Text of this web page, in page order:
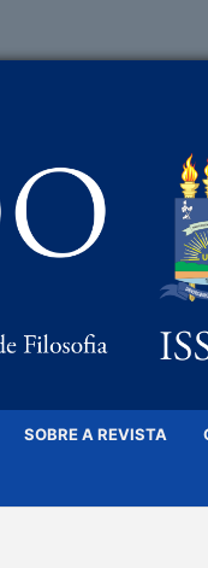
SOBRE A REVISTA